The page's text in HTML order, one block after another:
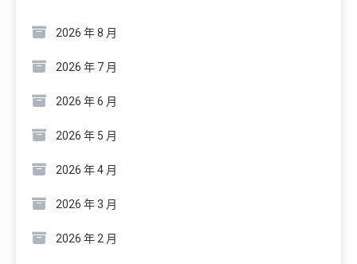
2026 年 8 月
2026 年 7 月
2026 年 6 月
2026 年 5 月
2026 年 4 月
2026 年 3 月
2026 年 2 月